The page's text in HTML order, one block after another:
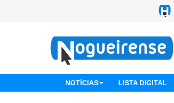
NOTÍCIAS LISTA DIGITAL